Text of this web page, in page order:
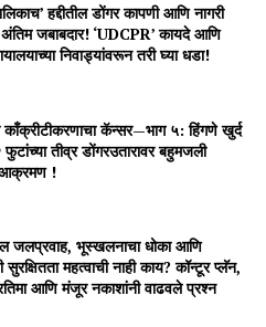
हद्दीतील डोंगर कापणी आणि नागरी
अंतिम जबाबदार! ‘UDCPR’ कायदे आणि
निवाड्यांवरून तरी घ्या धडा!
कॅन्सर—भाग ५: हिंगणे खुर्द
तीव्र डोंगरउतारावर बहुमजली
आक्रमण !
जलप्रवाह, भूस्खलनाचा धोका आणि
सुरक्षितता महत्वाची नाही काय? कॉन्टूर प्लॅन,
आणि मंजूर नकाशांनी वाढवले प्रश्न